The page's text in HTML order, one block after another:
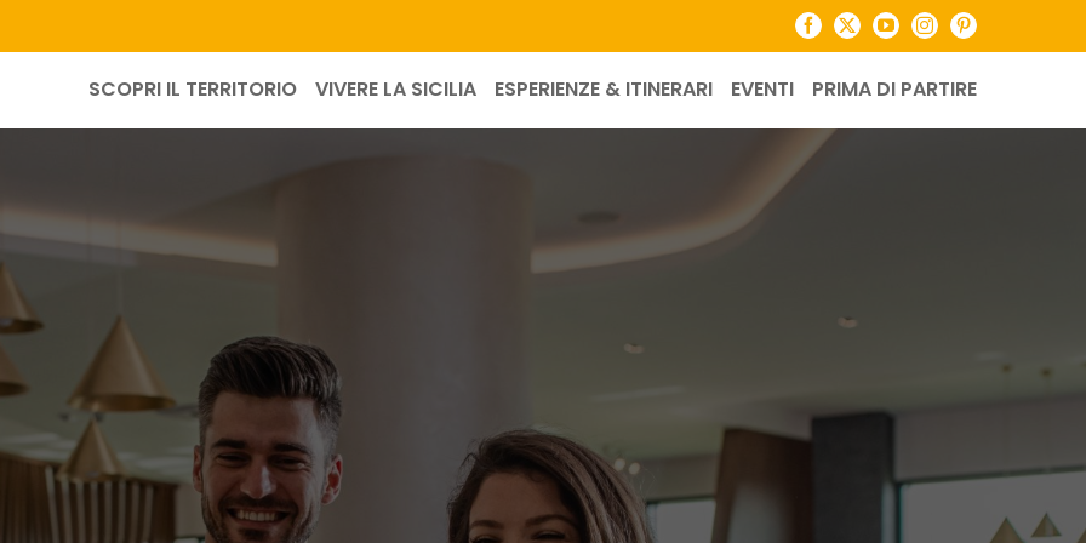
Facebook
X YouTubeInstagramPinterest
SCOPRI IL TERRITORIO VIVERE LA SICILIA ESPERIENZE & ITINERARI EVENTI PRIMA DI PARTIRE